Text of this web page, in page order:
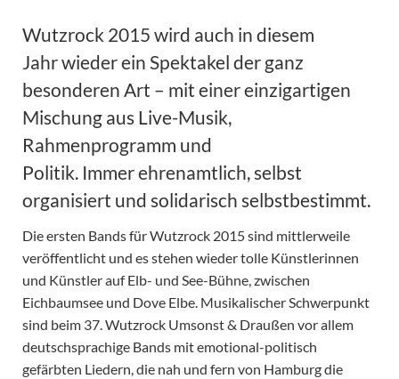
Wutzrock 2015 wird auch in diesem
Jahr wieder ein Spektakel der ganz
besonderen Art – mit einer einzigartigen
Mischung aus Live-Musik,
Rahmenprogramm und
Politik. Immer ehrenamtlich, selbst
organisiert und solidarisch selbstbestimmt.
Die ersten Bands für Wutzrock 2015 sind mittlerweile
veröffentlicht und es stehen wieder tolle Künstlerinnen
und Künstler auf Elb- und See-Bühne, zwischen
Eichbaumsee und Dove Elbe. Musikalischer Schwerpunkt
sind beim 37. Wutzrock Umsonst & Draußen vor allem
deutschsprachige Bands mit emotional-politisch
gefärbten Liedern, die nah und fern von Hamburg die